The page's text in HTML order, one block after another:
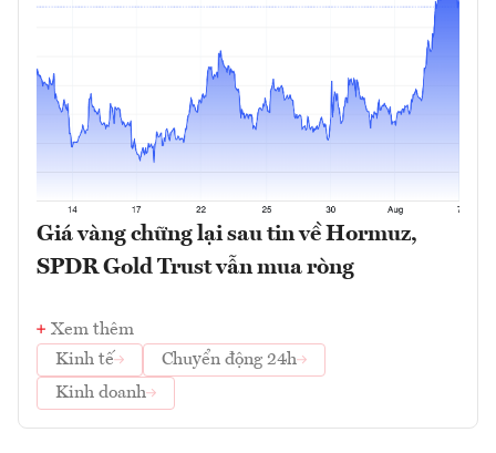
Giá vàng chững lại sau tin về Hormuz,
SPDR Gold Trust vẫn mua ròng
Xem thêm
Kinh tế
Chuyển động 24h
Kinh doanh